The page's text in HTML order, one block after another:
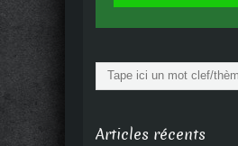
Rechercher
Articles récents